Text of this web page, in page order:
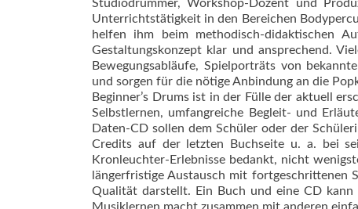
Studiodrummer, Workshop-Dozent und
Unterrichtstätigkeit in den Bereichen
helfen ihm beim methodisch-­didaktischen
Gestaltungskonzept klar und ansprechend.
Bewegungsabläufe, Spielporträts von
und sorgen für die nötige Anbindung an die
Beginner’s Drums ist in der Fülle der aktuell
Selbstlernen, umfangreiche Begleit- und
Daten-CD sollen dem Schüler oder der
Credits auf der letzten Buchseite u. a. bei
Kronleuchter-Erlebnisse bedankt, nicht
längerfristige Austausch mit fortgeschrittenen
Qualität darstellt. Ein Buch und eine CD